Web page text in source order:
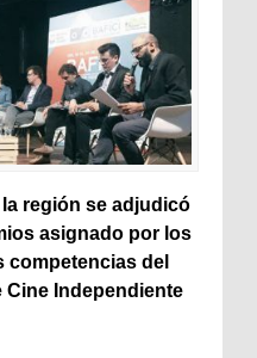
región se adjudicó
asignado por los
competencias del
Cine Independiente